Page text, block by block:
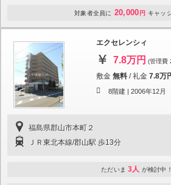
対象者全員に 20,000 円 キャッ
エクセレンシィ
7.8万円 (管理費
敷金 無料 /礼金 7.8万
8階建 | 2006年12月
福島県郡山市本町２
ＪＲ東北本線/郡山駅 歩13分
ただいま 3人 が検討中！